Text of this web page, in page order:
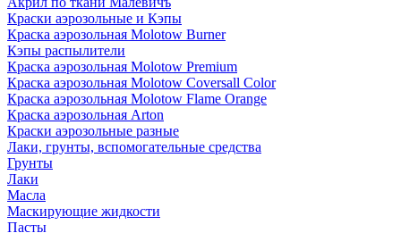
Краски аэрозольные и Кэпы
Краска аэрозольная Molotow Burner
Кэпы распылители
Краска аэрозольная Molotow Premium
Краска аэрозольная Molotow Coversall Color
Краска аэрозольная Molotow Flame Orange
Краска аэрозольная Arton
Краски аэрозольные разные
Лаки, грунты, вспомогательные средства
Грунты
Лаки
Масла
Маскирующие жидкости
Пасты